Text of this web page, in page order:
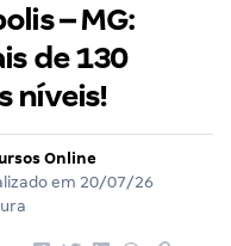
– MG:
de 130
níveis!
Online
em 20/07/26